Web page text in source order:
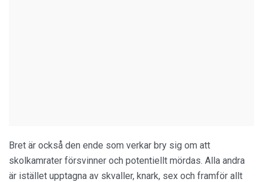
Bret är också den ende som verkar bry sig om att
skolkamrater försvinner och potentiellt mördas. Alla andra
är istället upptagna av skvaller, knark, sex och framför allt